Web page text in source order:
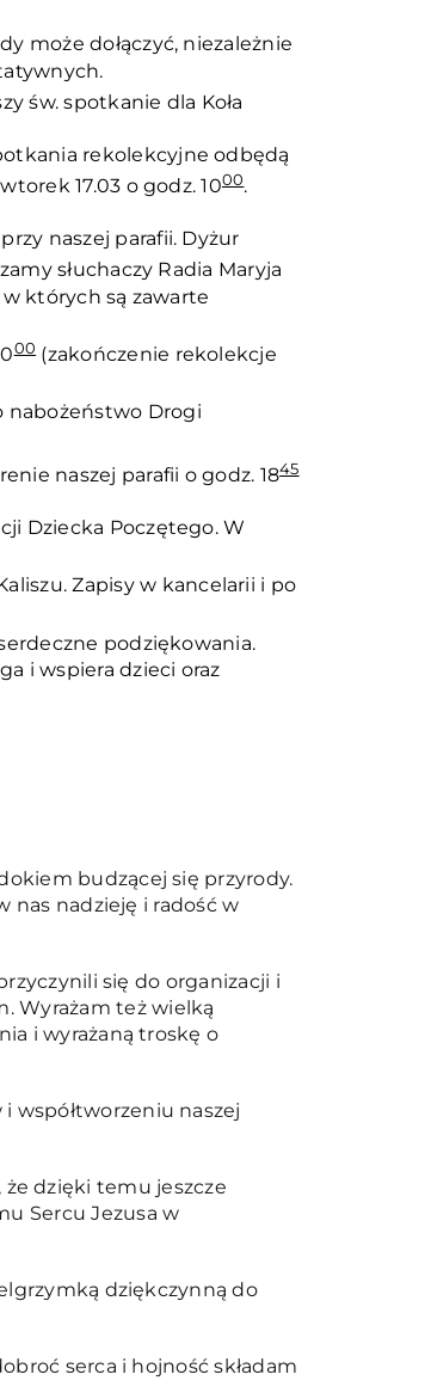
może dołączyć, niezależnie
św. spotkanie dla Koła
rekolekcyjne odbędą
17.03 o godz. 1000.
naszej parafii. Dyżur
słuchaczy Radia Maryja
w których są zawarte
00(zakończenie rekolekcje
nabożeństwo Drogi
naszej parafii o godz. 1845
Dziecka Poczętego. W
Zapisy w kancelarii i po
podziękowania.
i wspiera dzieci oraz
budzącej się przyrody.
nas nadzieję i radość w
się do organizacji i
Wyrażam też wielką
i wyrażaną troskę o
współtworzeniu naszej
że dzięki temu jeszcze
Sercu Jezusa w
dziękczynną do
serca i hojność składam